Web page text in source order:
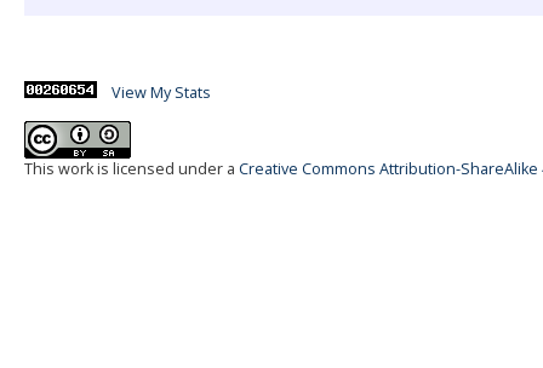
View My Stats
This work is licensed under a Creative Commons Attribution-